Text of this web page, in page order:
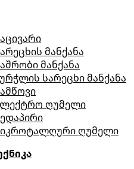
მანქანა
მანქანა
სარეცხი მანქანა
ღუმელი
ღუმელი